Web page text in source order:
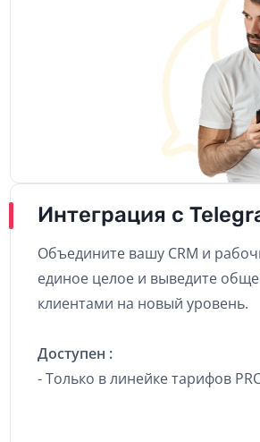
Интеграция с
Объедините вашу CRM и
единое целое и выведите
клиентами на новый уровень.
Доступен :
- Только в линейке тарифов